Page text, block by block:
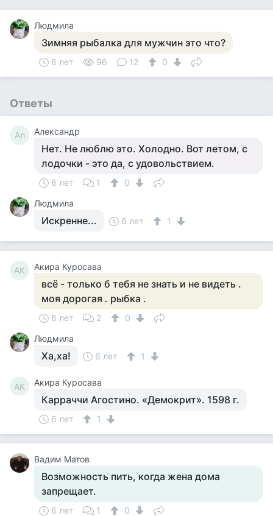
Людмила
Зимняя рыбалка для мужчин это что?
6 лет 96 12 0
Ответы
Ал Александр
Нет. Не люблю это. Холодно. Вот летом, с
лодочки - это да, с удовольствием.
6 лет 1
0
Людмила
Искренне... 6 лет 1
АК Акира Куросава
всё - только б тебя не знать и не видеть .
моя дорогая . рыбка .
6 лет 2
0
Людмила
Ха,ха! 6 лет 1
АК Акира Куросава
Карраччи Агостино. «Демокрит». 1598 г.
6 лет 1
Вадим Матов
Возможность пить, когда жена дома
запрещает.
6 лет 1
0